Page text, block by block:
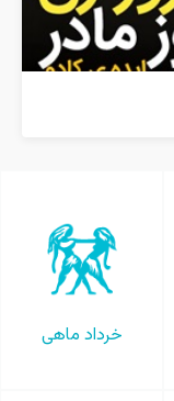
خرداد ماهی